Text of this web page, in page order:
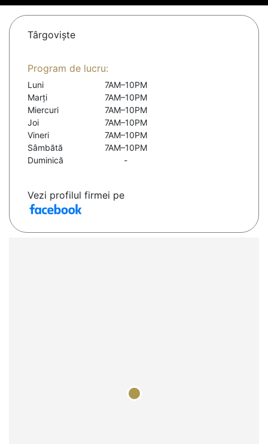
Târgovişte
Program de lucru:
Luni
7AM–10PM
Marți
7AM–10PM
Miercuri
7AM–10PM
Joi
7AM–10PM
Vineri
7AM–10PM
Sâmbătă
7AM–10PM
Duminică
-
Vezi profilul firmei pe